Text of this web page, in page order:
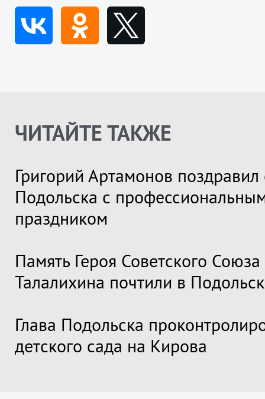
ЧИТАЙТЕ ТАКЖЕ
Григорий Артамонов поздравил
Подольска с
праздником
Память Героя Советского
Талалихина почтили в
Глава Подольска
детского сада на Кирова